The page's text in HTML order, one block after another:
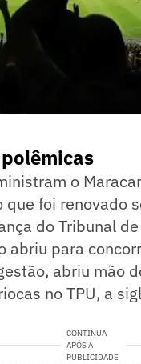
o
que foi renovado
do Tribunal
abriu para
abriu mão
no TPU, a
CONTINUA
APÓS A
PUBLICIDADE